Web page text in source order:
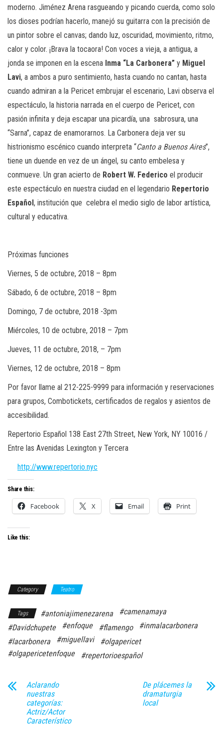
moderno. Jiménez Arena rasgueando y picando cuerda, como solo
los dioses podrían hacerlo, manejó su guitarra con la precisión de
un pintor sobre el canvas; dando luz, oscuridad, movimiento, ritmo,
calor y color. ¡Brava la tocaora! Con voces a vieja, a antigua, a
jonda se imponen en la escena Inma “La Carbonera” y Miguel
Lavi, a ambos a puro sentimiento, hasta cuando no cantan, hasta
cuando admiran a la Pericet embrujar el escenario, Lavi observa el
espectáculo, la historia narrada en el cuerpo de Pericet, con
pasión infinita y deja escapar una picardía, una sabrosura, una
“Sarna”, capaz de enamorarnos. La Carbonera deja ver su
histrionismo escénico cuando interpreta “Canto a Buenos Aires”,
tiene un duende en vez de un ángel, su canto embelesa y
conmueve. Un gran acierto de Robert W. Federico el producir
este espectáculo en nuestra ciudad en el legendario Repertorio
Español, institución que celebra el medio siglo de labor artística,
cultural y educativa.
Próximas funciones
Viernes, 5 de octubre, 2018 – 8pm
Sábado, 6 de octubre, 2018 – 8pm
Domingo, 7 de octubre, 2018 -3pm
Miércoles, 10 de octubre, 2018 – 7pm
Jueves, 11 de octubre, 2018, – 7pm
Viernes, 12 de octubre, 2018 – 8pm
Por favor llame al 212-225-9999 para información y reservaciones
para grupos, Combotickets, certificados de regalos y asientos de
accesibilidad.
Repertorio Español 138 East 27th Street, New York, NY 10016 /
Entre las Avenidas Lexington y Tercera
http://www.repertorio.nyc
Share this:
Facebook X Email Print
Like this:
Category Teatro
Tags #antoniajimenezarena
#camenamaya
#Davidchupete
#enfoque #flamengo
#inmalacarbonera
#lacarbonera
#miguellavi
#olgapericet
#olgapericetenfoque
#repertorioespañol
Aclarando
nuestras
categorías:
Actriz/Actor
Característico
De plácemes la
dramaturgia
local